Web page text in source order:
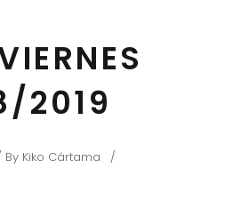
2019
By Kiko Cártama